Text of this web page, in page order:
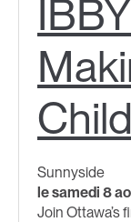
Sunnyside
le samedi 8
Join Ottawa’s